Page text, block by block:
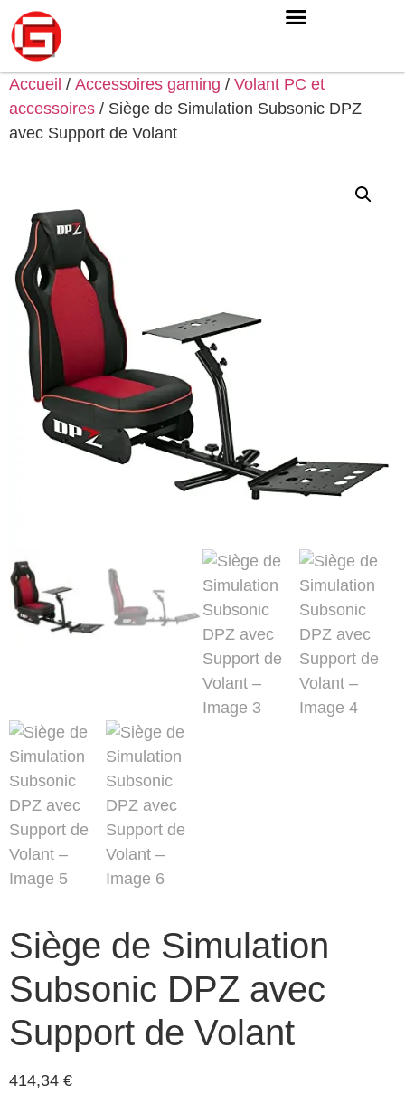
Accueil / Accessoires gaming / Volant PC et
accessoires / Siège de Simulation Subsonic DPZ
avec Support de Volant
Siège de Simulation
Subsonic DPZ avec
Support de Volant
414,34 €